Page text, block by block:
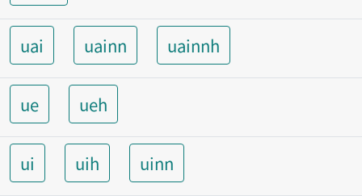
uai uainn uainnh
ue ueh
ui uih uinn